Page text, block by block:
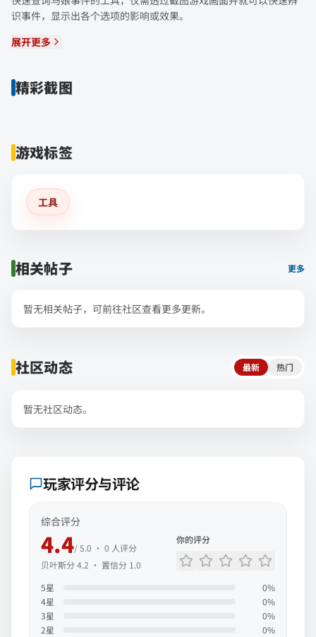
识事件，显示出各个选项的影响或效果。
展开更多
精彩截图
游戏标签
工具
相关帖子 更多
暂无相关帖子，可前往社区查看更多更新。
社区动态 最新 热门
暂无社区动态。
玩家评分与评论
综合评分
4.4/ 5.0 · 0 人评分
贝叶斯分4.2 · 置信分 1.0
你的评分
5星 0%
4星 0%
3星 0%
2星 0%